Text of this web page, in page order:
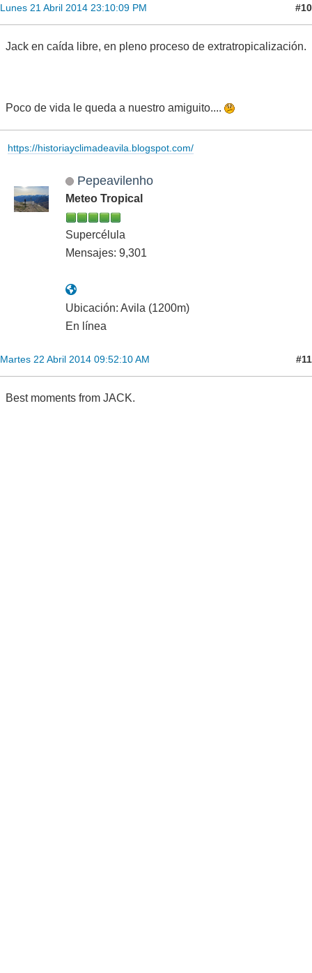
Lunes 21 Abril 2014 23:10:09 PM #10
Jack en caída libre, en pleno proceso de extratropicalización.
Poco de vida le queda a nuestro amiguito....
https://historiayclimadeavila.blogspot.com/
Pepeavilenho
Meteo Tropical
Supercélula
Mensajes: 9,301
Ubicación: Avila (1200m)
En línea
Martes 22 Abril 2014 09:52:10 AM #11
Best moments from JACK.